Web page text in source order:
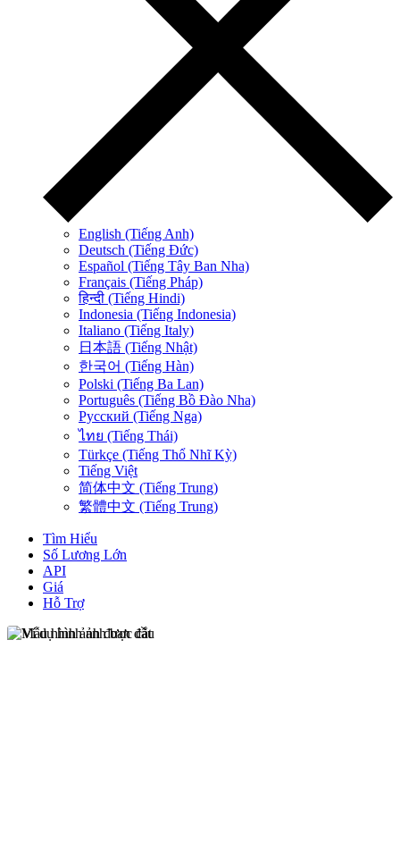
English (Tiếng Anh)
Deutsch (Tiếng Đức)
Español (Tiếng Tây Ban Nha)
Français (Tiếng Pháp)
हिन्दी (Tiếng Hindi)
Indonesia (Tiếng Indonesia)
Italiano (Tiếng Italy)
日本語 (Tiếng Nhật)
한국어 (Tiếng Hàn)
Polski (Tiếng Ba Lan)
Português (Tiếng Bồ Đào Nha)
Русский (Tiếng Nga)
ไทย (Tiếng Thái)
Türkçe (Tiếng Thổ Nhĩ Kỳ)
Tiếng Việt
简体中文 (Tiếng Trung)
繁體中文 (Tiếng Trung)
Tìm Hiểu
Số Lương Lớn
API
Giá
Hỗ Trợ